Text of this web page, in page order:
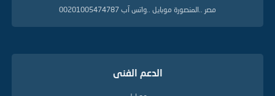
مصر ..المنصورة موبايل ..واتس آب 00201005474787
الدعم الفنى